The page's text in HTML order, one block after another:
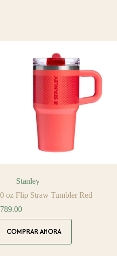
Stanley
oz Flip Straw Tumbler Red
789.00
COMPRAR AHORA